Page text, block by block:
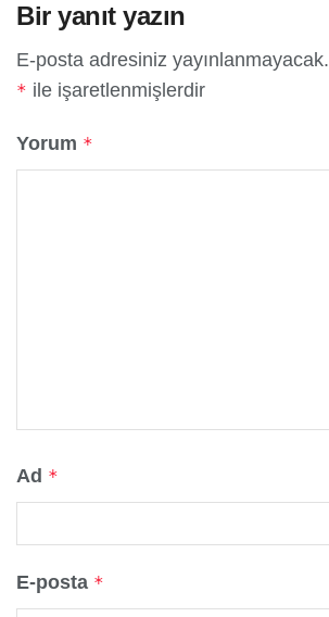
Bir yanıt yazın
E-posta adresiniz yayınlanmayacak.
* ile işaretlenmişlerdir
Yorum *
Ad *
E-posta *